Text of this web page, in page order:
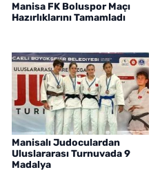
Manisa FK Boluspor Maçı
Hazırlıklarını Tamamladı
Manisalı Judoculardan
Uluslararası Turnuvada 9
Madalya